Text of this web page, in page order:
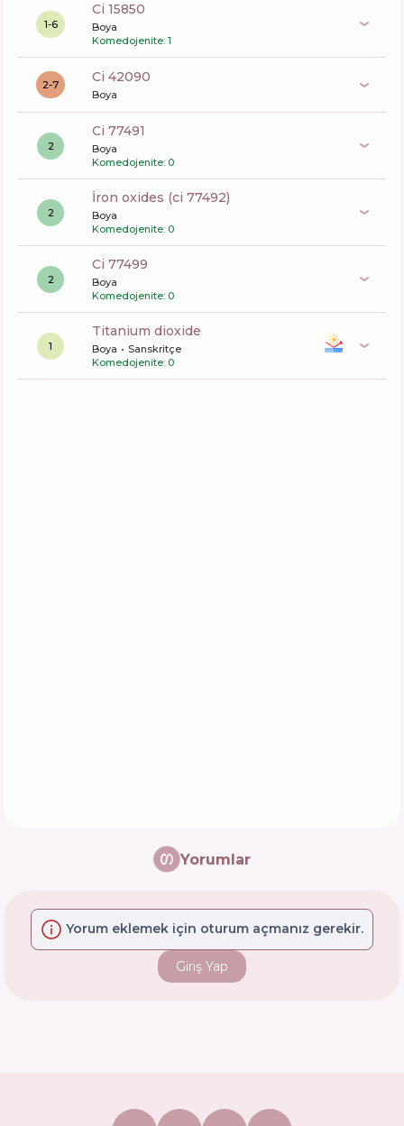
1-6
ci 15850
Boya
Komedojenite: 1
2-7 ci 42090
Boya
2
ci 77491
Boya
Komedojenite: 0
2
iron oxides (ci 77492)
Boya
Komedojenite: 0
2
ci 77499
Boya
Komedojenite: 0
1
titanium dioxide
Boya
Sanskritçe
Komedojenite: 0
Yorumlar
Yorum eklemek için oturum açmanız gerekir.
Giriş Yap